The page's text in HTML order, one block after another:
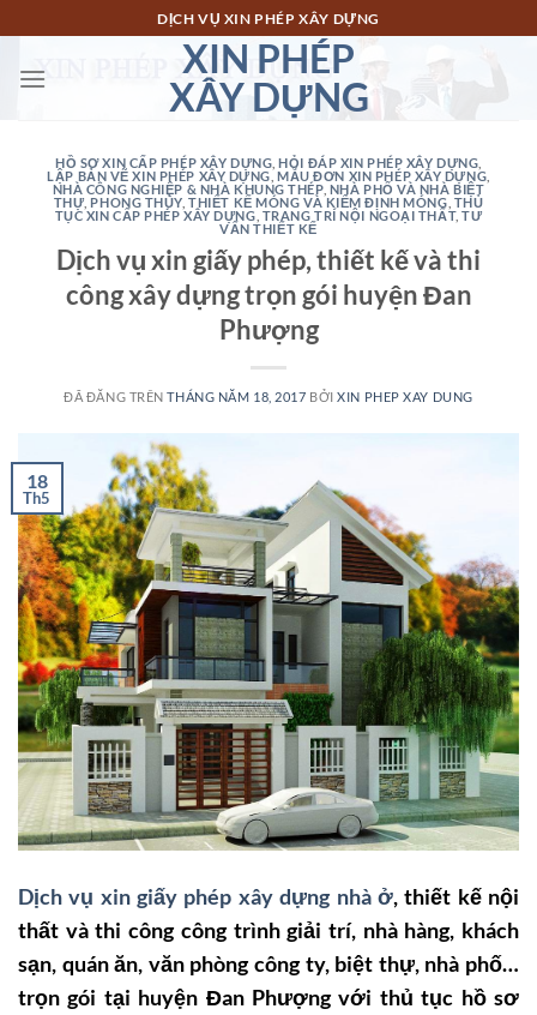
đến
nội
DỊCH VỤ XIN PHÉP XÂY DỰNG
XIN PHÉP
XÂY DỰNG
HỒ SƠ XIN CẤP PHÉP XÂY DỰNG ,HỎI ĐÁP XIN PHÉP XÂY DỰNG
LẬP BẢN VẼ XIN PHÉP XÂY DỰNG,MẪU ĐƠN XIN PHÉP XÂY DỰNG
NHÀ CÔNG NGHIỆP & NHÀ KHUNG THÉP, NHÀ PHỐ VÀ NHÀ BIỆT
THỰ PHONG THỦY ,THIẾT KẾ MÓNG VÀ KIỂM ĐỊNH MÓNG THỦ
TỤC XIN CẤP PHÉP XÂY DỰNG TRANG TRÍ NỘI NGOẠI THẤT,TƯ
VẤN THIẾT KẾ
Dịch vụ xin giấy phép, thiết kế và thi
công xây dựng trọn gói huyện Đan
Phượng
ĐÃ ĐĂNG TRÊNTHÁNG NĂM 18, 2017 BỞIXIN PHEP XAY DUNG
18
Th5
Dịch vụ xin giấy phép xây dựng nhà ở, thiết kế nội
thất và thi công công trình giải trí, nhà hàng, khách
sạn, quán ăn, văn phòng công ty, biệt thự, nhà phố…
trọn gói tại huyện Đan Phượng với thủ tục hồ sơ